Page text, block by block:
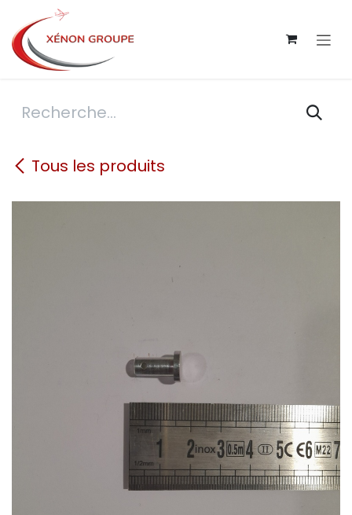
Se rendre au contenu
Tous les produits